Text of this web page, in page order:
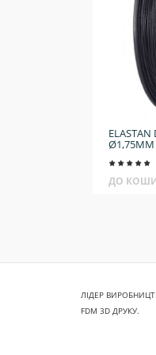
ELASTAN
Ø1,75ММ
ДО
ЛІДЕР
FDM 3D ДРУКУ.